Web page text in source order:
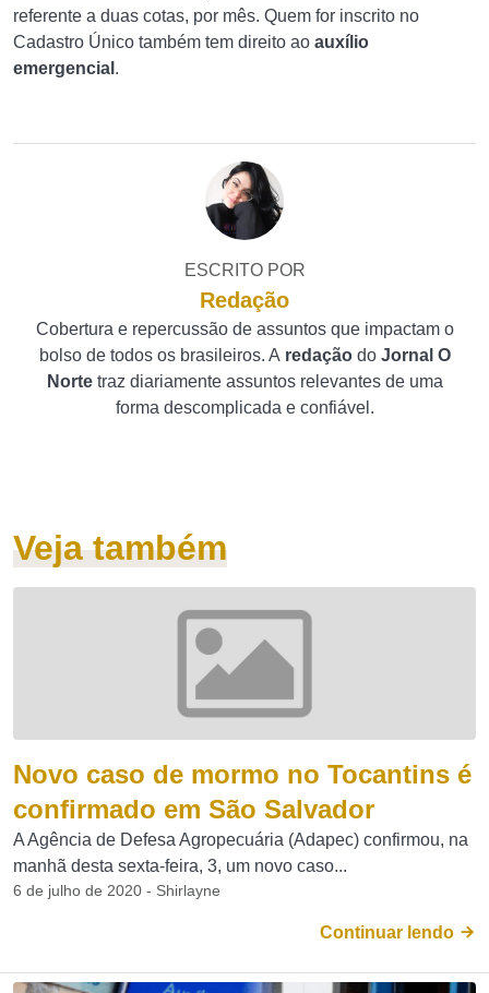
referente a duas cotas, por mês. Quem for inscrito no
Cadastro Único também tem direito ao auxílio
emergencial .
ESCRITO POR
Redação
Cobertura e repercussão de assuntos que impactam o
bolso de todos os brasileiros. A redação do Jornal O
Norte traz diariamente assuntos relevantes de uma
forma descomplicada e confiável.
Veja também
Novo caso de mormo no Tocantins é
confirmado em São Salvador
A Agência de Defesa Agropecuária (Adapec) confirmou, na
manhã desta sexta-feira, 3, um novo caso...
6 de julho de 2020 - Shirlayne
Continuar lendo